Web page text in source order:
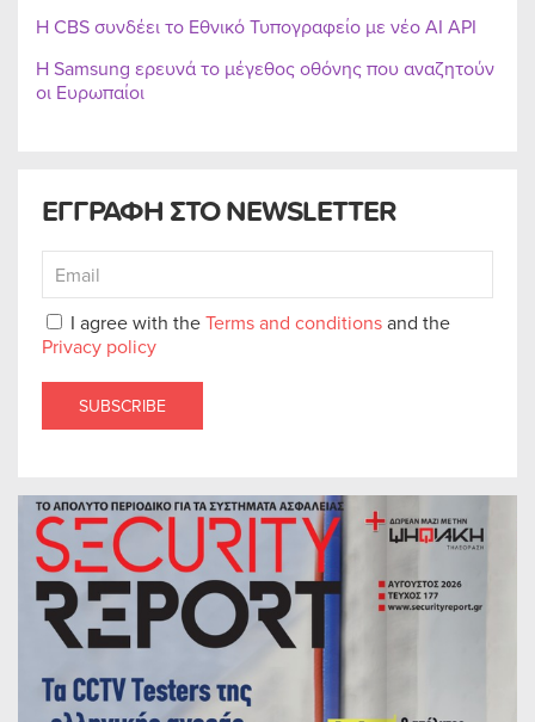
ΕΓΓΡΑΦΗ ΣΤΟ NEWSLETTER
I agree with theTerms and conditionsand the
Privacy policy
SUBSCRIBE
Η CBS συνδέει το Εθνικό Τυπογραφείο με νέο AI API
Η Samsung ερευνά το μέγεθος οθόνης που αναζητούν
οι Ευρωπαίοι